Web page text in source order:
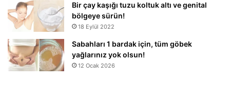
Bir çay kaşığı tuzu koltuk altı ve genital
bölgeye sürün!
18 Eylül 2022
Sabahları 1 bardak için, tüm göbek
yağlarınız yok olsun!
12 Ocak 2026